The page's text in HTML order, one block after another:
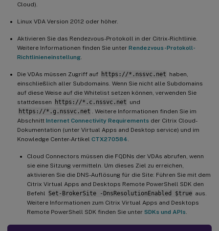
Cloud).
Linux VDA Version 2012 oder höher.
Aktivieren Sie das Rendezvous-Protokoll in der Citrix-Richtlinie.
Weitere Informationen finden Sie unter Rendezvous-Protokoll-
Richtlinieneinstellung
Die VDAs müssen Zugriff auf https://*.nssvc.net haben,
einschließlich aller Subdomains. Wenn Sie nicht alle Subdomains
auf diese Weise auf die Whitelist setzen können, verwenden Sie
stattdessen
https://*.c.nssvc.net und
https://*.g.nssvc.net
. Weitere Informationen finden Sie im
Abschnitt Internet Connectivity Requirements der Citrix Cloud-
Dokumentation (unter Virtual Apps and Desktop service) und im
Knowledge Center-Artikel CTX270584
Cloud Connectors müssen die FQDNs der VDAs abrufen, wenn
sie eine Sitzung vermitteln. Um dieses Ziel zu erreichen,
aktivieren Sie die DNS-Auflösung für die Site: Führen Sie mit dem
Citrix Virtual Apps and Desktops Remote PowerShell SDK den
Befehl
Set-BrokerSite -DnsResolutionEnabled $true aus.
Weitere Informationen zum Citrix Virtual Apps and Desktops
Remote PowerShell SDK finden Sie unter SDKs und APIs